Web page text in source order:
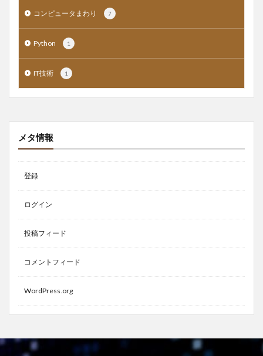
コンピュータまわり 7
Python 1
IT技術 1
メタ情報
登録
ログイン
投稿フィード
コメントフィード
WordPress.org